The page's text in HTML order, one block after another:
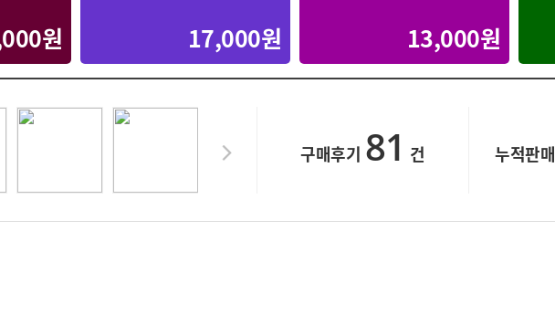
원 17,000원 13,000원
구매후기 81 건 누적판매